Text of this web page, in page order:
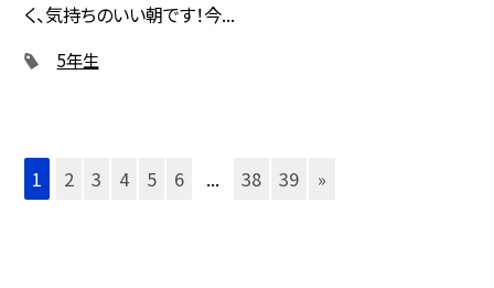
く、気持ちのいい朝です！今...
5年生
1 2 3 4 5 6 ... 38 39 »